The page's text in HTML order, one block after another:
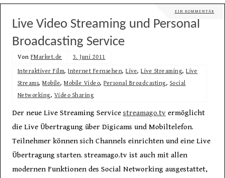
EIN KOMMENTAR
Live Video Streaming und Personal
Broadcasting Service
Von FMarket.de 3. Juni 2011
Interaktiver Film,Internet Fernsehen,Live,Live Streaming,Live
Streams,Mobile,Mobile Video,Personal Broadcasting, Social
Networking, Video Sharing
Der neue Live Streaming Service streamago.tvermöglicht
die Live Übertragung über Digicams und Mobiltelefon.
Teilnehmer können sich Channels einrichten und eine Live
Übertragung starten. streamago.tv ist auch mit allen
modernen Funktionen des Social Networking ausgestattet,